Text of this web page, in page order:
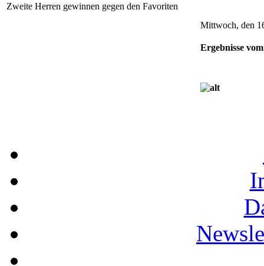
Zweite Herren gewinnen gegen den Favoriten
Mittwoch, den
Ergebnisse